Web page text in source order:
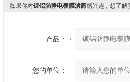
如果你对镀铝防静电覆膜滤筒感兴趣，想了解
产品：
您的单位：